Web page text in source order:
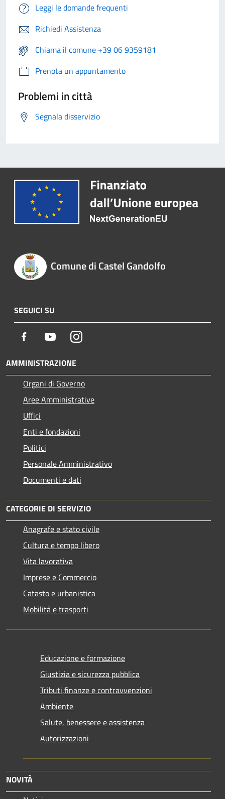
Leggi le domande frequenti
Richiedi Assistenza
Chiama il comune +39 06 9359181
Prenota un appuntamento
Problemi in città
Segnala disservizio
Comune di Castel Gandolfo
SEGUICI SU
Facebook YoutubeInstagram
AMMINISTRAZIONE
Organi di Governo
Aree Amministrative
Uffici
Enti e fondazioni
Politici
Personale Amministrativo
Documenti e dati
CATEGORIE DI SERVIZIO
Anagrafe e stato civile
Cultura e tempo libero
Vita lavorativa
Imprese e Commercio
Catasto e urbanistica
Mobilità e trasporti
Educazione e formazione
Giustizia e sicurezza pubblica
Tributi,finanze e contravvenzioni
Ambiente
Salute, benessere e assistenza
Autorizzazioni
NOVITÀ